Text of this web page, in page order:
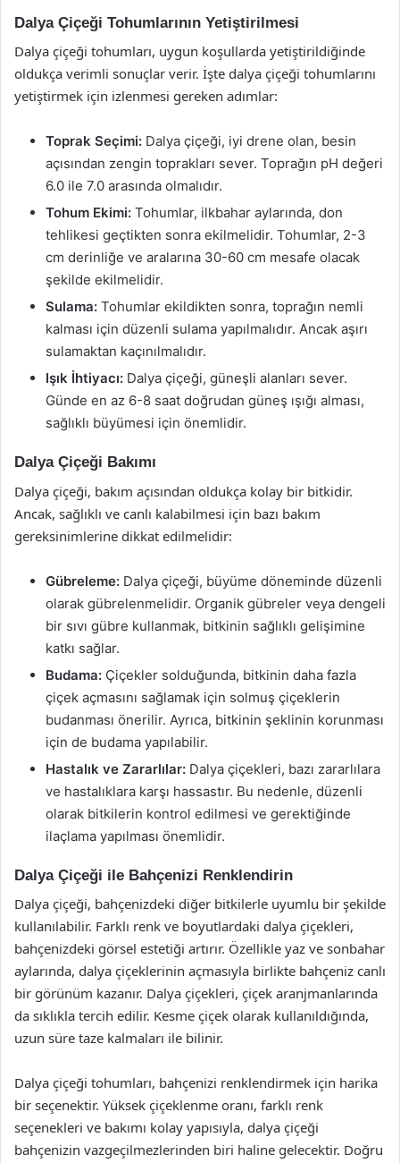
Dalya Çiçeği Tohumlarının Yetiştirilmesi
Dalya çiçeği tohumları, uygun koşullarda yetiştirildiğinde
oldukça verimli sonuçlar verir. İşte dalya çiçeği tohumlarını
yetiştirmek için izlenmesi gereken adımlar:
Toprak Seçimi: Dalya çiçeği, iyi drene olan, besin
açısından zengin toprakları sever. Toprağın pH değeri
6.0 ile 7.0 arasında olmalıdır.
Tohum Ekimi: Tohumlar, ilkbahar aylarında, don
tehlikesi geçtikten sonra ekilmelidir. Tohumlar, 2-3
cm derinliğe ve aralarına 30-60 cm mesafe olacak
şekilde ekilmelidir.
Sulama: Tohumlar ekildikten sonra, toprağın nemli
kalması için düzenli sulama yapılmalıdır. Ancak aşırı
sulamaktan kaçınılmalıdır.
Işık İhtiyacı: Dalya çiçeği, güneşli alanları sever.
Günde en az 6-8 saat doğrudan güneş ışığı alması,
sağlıklı büyümesi için önemlidir.
Dalya Çiçeği Bakımı
Dalya çiçeği, bakım açısından oldukça kolay bir bitkidir.
Ancak, sağlıklı ve canlı kalabilmesi için bazı bakım
gereksinimlerine dikkat edilmelidir:
Gübreleme: Dalya çiçeği, büyüme döneminde düzenli
olarak gübrelenmelidir. Organik gübreler veya dengeli
bir sıvı gübre kullanmak, bitkinin sağlıklı gelişimine
katkı sağlar.
Budama: Çiçekler solduğunda, bitkinin daha fazla
çiçek açmasını sağlamak için solmuş çiçeklerin
budanması önerilir. Ayrıca, bitkinin şeklinin korunması
için de budama yapılabilir.
Hastalık ve Zararlılar: Dalya çiçekleri, bazı zararlılara
ve hastalıklara karşı hassastır. Bu nedenle, düzenli
olarak bitkilerin kontrol edilmesi ve gerektiğinde
ilaçlama yapılması önemlidir.
Dalya Çiçeği ile Bahçenizi Renklendirin
Dalya çiçeği, bahçenizdeki diğer bitkilerle uyumlu bir şekilde
kullanılabilir. Farklı renk ve boyutlardaki dalya çiçekleri,
bahçenizdeki görsel estetiği artırır. Özellikle yaz ve sonbahar
aylarında, dalya çiçeklerinin açmasıyla birlikte bahçeniz canlı
bir görünüm kazanır. Dalya çiçekleri, çiçek aranjmanlarında
da sıklıkla tercih edilir. Kesme çiçek olarak kullanıldığında,
uzun süre taze kalmaları ile bilinir.
Dalya çiçeği tohumları, bahçenizi renklendirmek için harika
bir seçenektir. Yüksek çiçeklenme oranı, farklı renk
seçenekleri ve bakımı kolay yapısıyla, dalya çiçeği
bahçenizin vazgeçilmezlerinden biri haline gelecektir. Doğru